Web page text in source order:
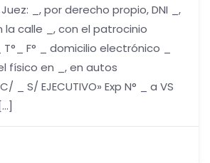
Juez: _, por derecho propio, DNI _,
la calle _, con el patrocinio
F° _ domicilio electrónico _
físico en _, en autos
_ S/ EJECUTIVO» Exp N° _ a VS